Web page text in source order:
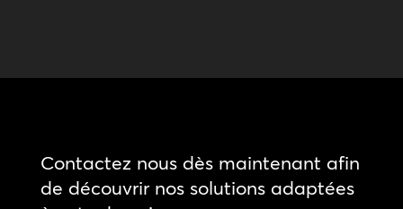
Contactez nous dès maintenant afin
de découvrir nos solutions adaptées